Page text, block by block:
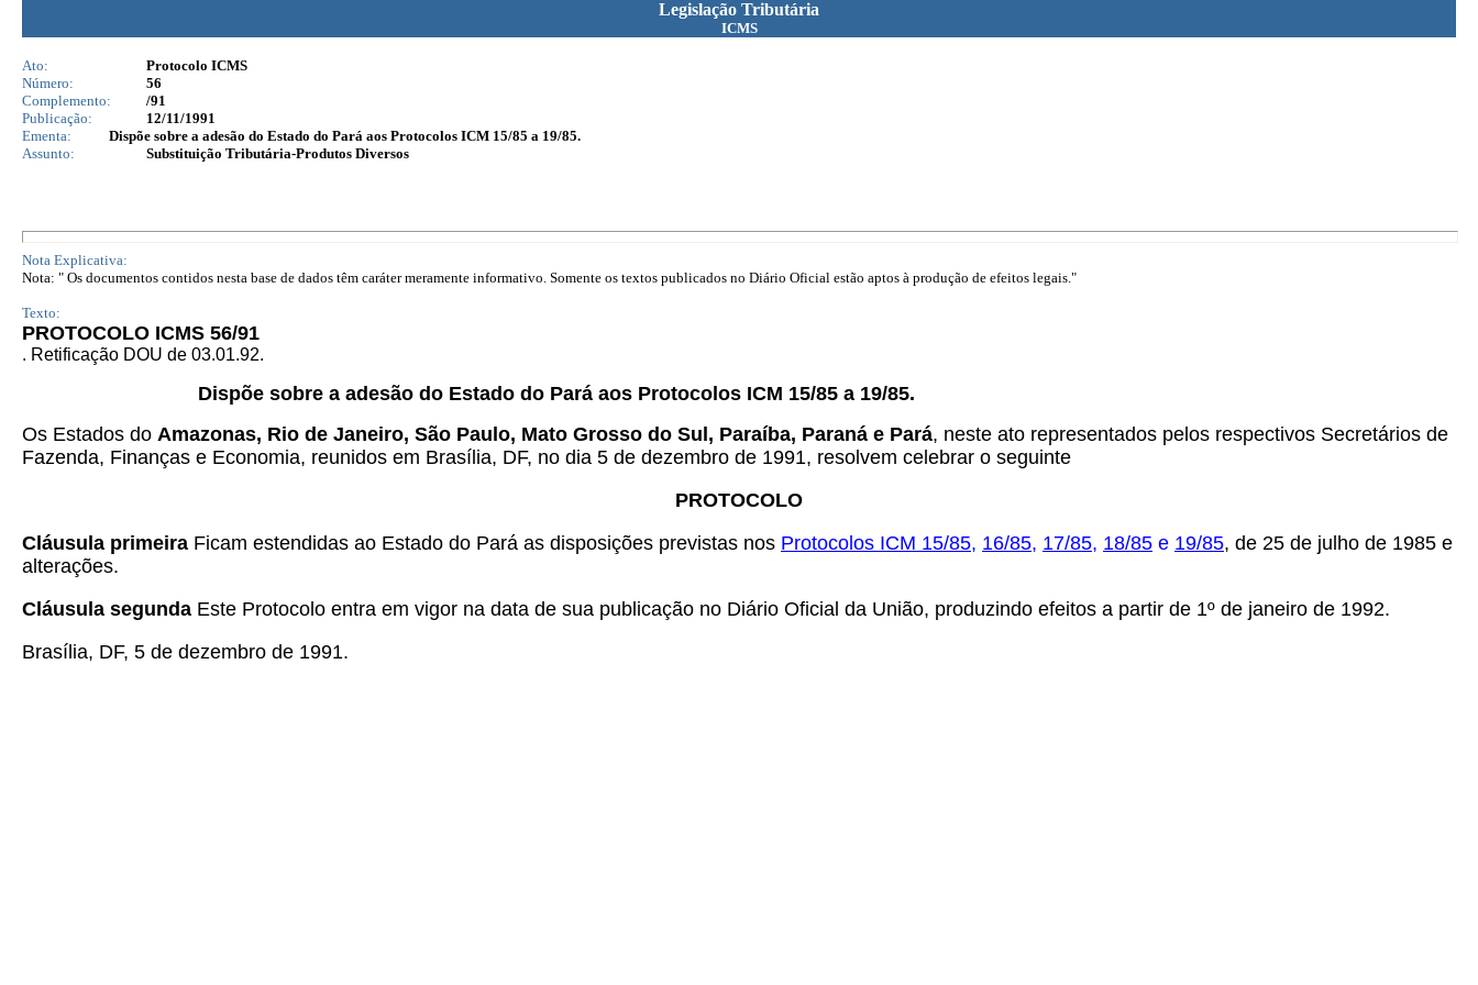
Legislação Tributária
ICMS
Ato:
Protocolo ICMS
Número:
56
Complemento:
/91
Publicação:
12/11/1991
Ementa:
Dispõe sobre a adesão do Estado do Pará aos Protocolos ICM 15/85 a 19/85.
Assunto:
Substituição Tributária-Produtos Diversos
Nota Explicativa:
Nota: " Os documentos contidos nesta base de dados têm caráter meramente informativo. Somente os textos publicados no Diário Oficial estão aptos à produção de efeitos legais."
Texto:
PROTOCOLO ICMS 56/91
. Retificação DOU de 03.01.92.
Dispõe sobre a adesão do Estado do Pará aos Protocolos ICM 15/85 a 19/85.
Os Estados do Amazonas, Rio de Janeiro, São Paulo, Mato Grosso do Sul, Paraíba, Paraná e Pará, neste ato representados pelos respectivos Secretários de
Fazenda, Finanças e Economia, reunidos em Brasília, DF, no dia 5 de dezembro de 1991, resolvem celebrar o seguinte
PROTOCOLO
Cláusula primeira Ficam estendidas ao Estado do Pará as disposições previstas nos Protocolos ICM 15/85, 16/85, 17/85, 18/85 e 19/85, de 25 de julho de 1985 e
alterações.
Cláusula segunda Este Protocolo entra em vigor na data de sua publicação no Diário Oficial da União, produzindo efeitos a partir de 1º de janeiro de 1992.
Brasília, DF, 5 de dezembro de 1991.